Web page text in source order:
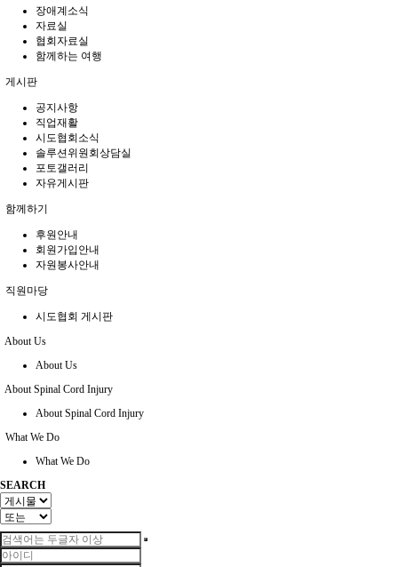
장애계소식
자료실
협회자료실
함께하는 여행
게시판
공지사항
직업재활
시도협회소식
솔루션위원회상담실
포토갤러리
자유게시판
함께하기
후원안내
회원가입안내
자원봉사안내
직원마당
시도협회 게시판
About Us
About Us
About Spinal Cord Injury
About Spinal Cord Injury
What We Do
What We Do
SEARCH